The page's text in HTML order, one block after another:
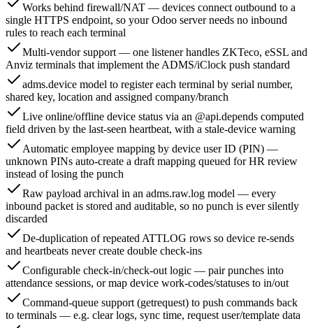
Works behind firewall/NAT — devices connect outbound to a
single HTTPS endpoint, so your Odoo server needs no inbound
rules to reach each terminal
Multi-vendor support — one listener handles ZKTeco, eSSL and
Anviz terminals that implement the ADMS/iClock push standard
adms.device model to register each terminal by serial number,
shared key, location and assigned company/branch
Live online/offline device status via an @api.depends computed
field driven by the last-seen heartbeat, with a stale-device warning
Automatic employee mapping by device user ID (PIN) —
unknown PINs auto-create a draft mapping queued for HR review
instead of losing the punch
Raw payload archival in an adms.raw.log model — every
inbound packet is stored and auditable, so no punch is ever silently
discarded
De-duplication of repeated ATTLOG rows so device re-sends
and heartbeats never create double check-ins
Configurable check-in/check-out logic — pair punches into
attendance sessions, or map device work-codes/statuses to in/out
Command-queue support (getrequest) to push commands back
to terminals — e.g. clear logs, sync time, request user/template data